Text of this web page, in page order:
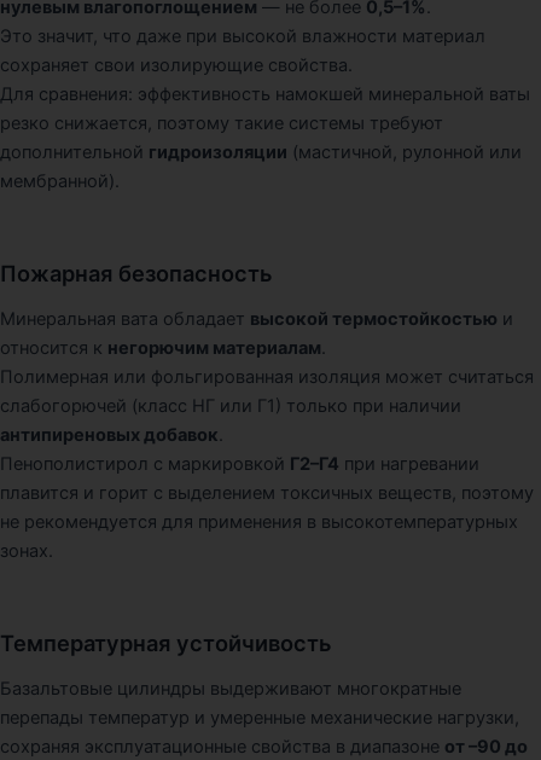
нулевым влагопоглощением — не более 0,5–1%.
Это значит, что даже при высокой влажности материал
сохраняет свои изолирующие свойства.
Для сравнения: эффективность намокшей минеральной ваты
резко снижается, поэтому такие системы требуют
дополнительной гидроизоляции (мастичной, рулонной или
мембранной).
Пожарная безопасность
Минеральная вата обладает высокой термостойкостью и
относится к негорючим материалам.
Полимерная или фольгированная изоляция может считаться
слабогорючей (класс НГ или Г1) только при наличии
антипиреновых добавок.
Пенополистирол с маркировкой Г2–Г4 при нагревании
плавится и горит с выделением токсичных веществ, поэтому
не рекомендуется для применения в высокотемпературных
зонах.
Температурная устойчивость
Базальтовые цилиндры выдерживают многократные
перепады температур и умеренные механические нагрузки,
сохраняя эксплуатационные свойства в диапазоне от –90 до